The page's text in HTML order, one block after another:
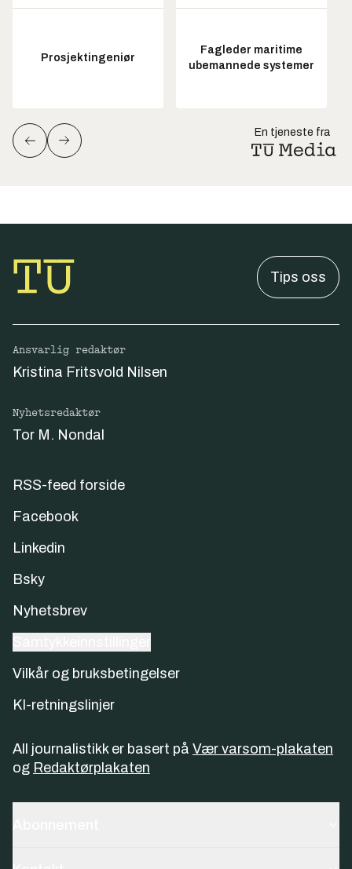
Prosjektingeniør
Fagleder maritime
ubemannede systemer
En tjeneste fra
Tips oss
Ansvarlig redaktør
Kristina Fritsvold Nilsen
Nyhetsredaktør
Tor M. Nondal
RSS-feed forside
Facebook
Linkedin
Bsky
Nyhetsbrev
Vilkår og bruksbetingelser
KI-retningslinjer
All journalistikk er basert på Vær varsom-plakaten
og Redaktørplakaten